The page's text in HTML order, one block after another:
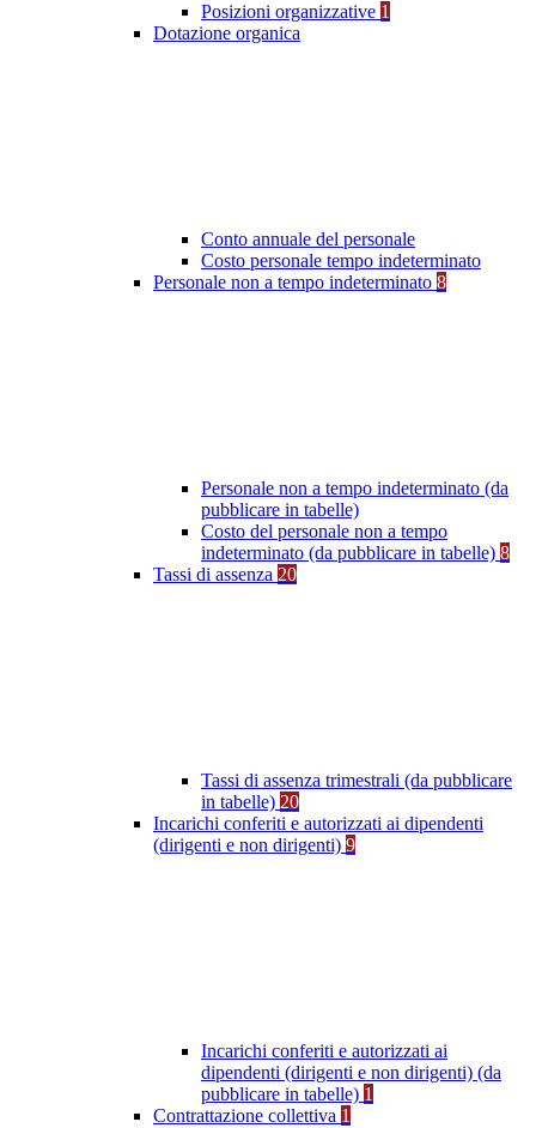
Posizioni organizzative 1
Dotazione organica
Conto annuale del personale
Costo personale tempo indeterminato
Personale non a tempo indeterminato 8
Personale non a tempo indeterminato (da
pubblicare in tabelle)
Costo del personale non a tempo
indeterminato (da pubblicare in tabelle) 8
Tassi di assenza 20
Tassi di assenza trimestrali (da pubblicare
in tabelle) 20
Incarichi conferiti e autorizzati ai dipendenti
(dirigenti e non dirigenti) 9
Incarichi conferiti e autorizzati ai
dipendenti (dirigenti e non dirigenti) (da
pubblicare in tabelle) 1
Contrattazione collettiva 1